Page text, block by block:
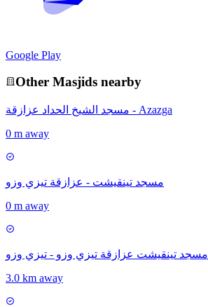
Google Play
Other Masjids nearby
مسجد الشيخ الحداد عزازقة - Azazga
0 m away
مسجد تينقيشت - عزازقة تيزي وزو
0 m away
مسجد تينقيشت عزازقة تيزي وزو - تيزي وزو
3.0 km away